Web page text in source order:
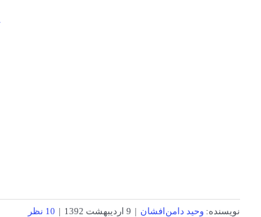
نویسنده: وحید دامن‌افشان | 9 اردیبهشت 1392 | 10 نظر